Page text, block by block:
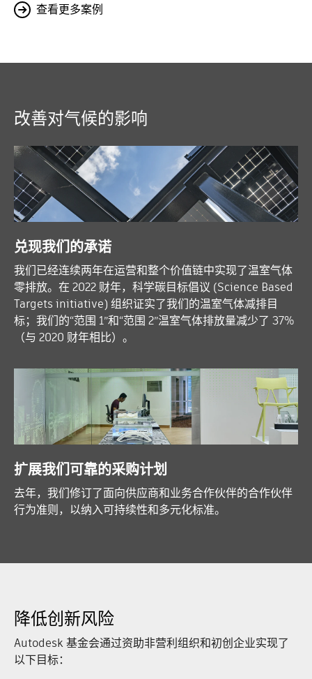
查看更多案例
改善对气候的影响
兑现我们的承诺
我们已经连续两年在运营和整个价值链中实现了温室气体
零排放。在 2022 财年，科学碳目标倡议 (Science Based
Targets initiative) 组织证实了我们的温室气体减排目
标；我们的“范围 1”和“范围 2”温室气体排放量减少了 37%
（与 2020 财年相比）。
扩展我们可靠的采购计划
去年，我们修订了面向供应商和业务合作伙伴的合作伙伴
行为准则，以纳入可持续性和多元化标准。
降低创新风险
Autodesk 基金会通过资助非营利组织和初创企业实现了
以下目标：